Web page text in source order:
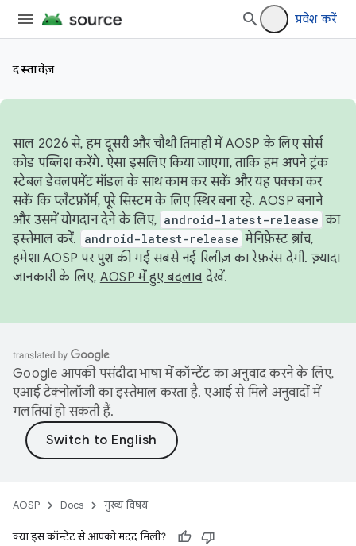
प्रवेश करें
दस्तावेज़
साल 2026 से, हम दूसरी और चौथी तिमाही में AOSP के लिए सोर्स
कोड पब्लिश करेंगे. ऐसा इसलिए किया जाएगा, ताकि हम अपने ट्रंक
स्टेबल डेवलपमेंट मॉडल के साथ काम कर सकें और यह पक्का कर
सकें कि प्लैटफ़ॉर्म, पूरे सिस्टम के लिए स्थिर बना रहे. AOSP बनाने
और उसमें योगदान देने के लिए, android-latest-release का
इस्तेमाल करें.
android-latest-release मेनिफ़ेस्ट ब्रांच,
हमेशा AOSP पर पुश की गई सबसे नई रिलीज़ का रेफ़रंस देगी. ज़्यादा
जानकारी के लिए, AOSP में हुए बदलावदेखें.
Google आपकी पसंदीदा भाषा में कॉन्टेंट का अनुवाद करने के लिए,
एआई टेक्नोलॉजी का इस्तेमाल करता है. एआई से मिले अनुवादों में
गलतियां हो सकती हैं.
AOSP Docs मुख्य विषय
क्या इस कॉन्टेंट से आपको मदद मिली?